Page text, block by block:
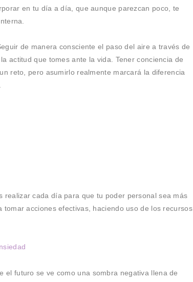
en tu día a día, que aunque parezcan poco, te
de manera consciente el paso del aire a través de
actitud que tomes ante la vida. Tener conciencia de
reto, pero asumirlo realmente marcará la diferencia
realizar cada día para que tu poder personal sea más
acciones efectivas, haciendo uso de los recursos
el futuro se ve como una sombra negativa llena de